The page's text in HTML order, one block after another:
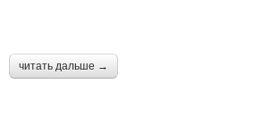
читать дальше →